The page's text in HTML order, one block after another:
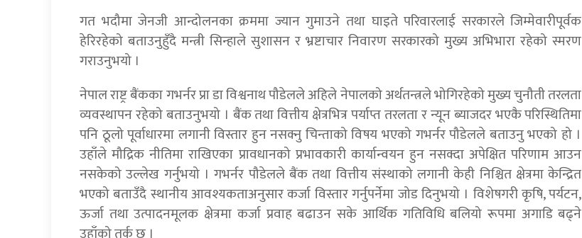
गत भदौमा जेनजी आन्दोलनका क्रममा ज्यान गुमाउने तथा घाइते परिवारलाई सरकारले जिम्मेवारीपूर्वक
हेरिरहेको बताउनुहुँदै मन्त्री सिन्हाले सुशासन र भ्रष्टाचार निवारण सरकारको मुख्य अभिभारा रहेको स्मरण
गराउनुभयो ।
नेपाल राष्ट्र बैंकका गभर्नर प्रा डा विश्वनाथ पौडेलले अहिले नेपालको अर्थतन्त्रले भोगिरहेको मुख्य चुनौती तरलता
व्यवस्थापन रहेको बताउनुभयो । बैंक तथा वित्तीय क्षेत्रभित्र पर्याप्त तरलता र न्यून ब्याजदर भएकै परिस्थितिमा
पनि ठूलो पूर्वाधारमा लगानी विस्तार हुन नसक्नु चिन्ताको विषय भएको गभर्नर पौडेलले बताउनु भएको हो ।
उहाँले मौद्रिक नीतिमा राखिएका प्रावधानको प्रभावकारी कार्यान्वयन हुन नसक्दा अपेक्षित परिणाम आउन
नसकेको उल्लेख गर्नुभयो । गभर्नर पौडेलले बैंक तथा वित्तीय संस्थाको लगानी केही निश्चित क्षेत्रमा केन्द्रित
भएको बताउँदै स्थानीय आवश्यकताअनुसार कर्जा विस्तार गर्नुपर्नेमा जोड दिनुभयो । विशेषगरी कृषि, पर्यटन,
ऊर्जा तथा उत्पादनमूलक क्षेत्रमा कर्जा प्रवाह बढाउन सके आर्थिक गतिविधि बलियो रूपमा अगाडि बढ्ने